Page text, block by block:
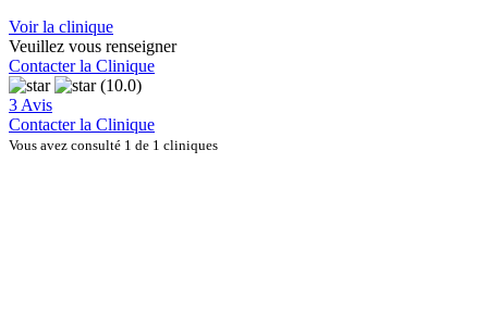
Voir la clinique
Veuillez vous renseigner
Contacter la Clinique
(10.0)
3 Avis
Contacter la Clinique
Vous avez consulté 1 de 1 cliniques